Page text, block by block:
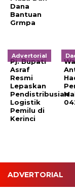
Dana
Bantuan
Grmpa
Advertorial
Pj. Bupati
Asraf
Resmi
Lepaskan
Pendistribusian
Logistik
Pemilu di
Kerinci
ADVERTORIAL